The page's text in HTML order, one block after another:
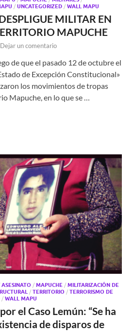
/ UNCATEGORIZED / WALL MAPU
MILITAR EN
MAPUCHE
Dejar un comentario
de que el pasado 12 de octubre el
de Excepción Constitucional»
los movimientos de tropas
Mapuche, en lo que se …
ASESINATO / MAPUCHE / MILITARIZACIÓN DE
/ TERRITORIO / TERRORISMO DE
/ WALL MAPU
el Caso Lemún: “Se ha
de disparos de